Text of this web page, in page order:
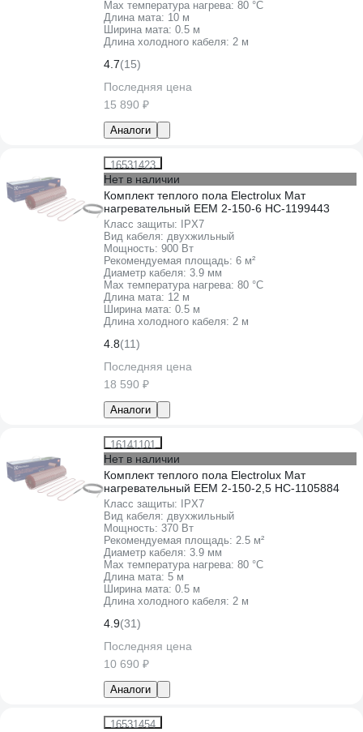
Max температура нагрева: 80 °С
Длина мата: 10 м
Ширина мата: 0.5 м
Длина холодного кабеля: 2 м
4.7(15)
Последняя цена
15 890 ₽
Аналоги
16531423
Нет в наличии
Комплект теплого пола Electrolux Мат
нагревательный EEM 2-150-6 НС-1199443
Класс защиты:
IPХ7
Вид кабеля: двухжильный
Мощность: 900 Вт
Рекомендуемая площадь: 6 м²
Диаметр кабеля: 3.9 мм
Max температура нагрева: 80 °С
Длина мата: 12 м
Ширина мата: 0.5 м
Длина холодного кабеля: 2 м
4.8(11)
Последняя цена
18 590 ₽
Аналоги
16141101
Нет в наличии
Комплект теплого пола Electrolux Мат
нагревательный EEM 2-150-2,5 НС-1105884
Класс защиты:
IPХ7
Вид кабеля: двухжильный
Мощность: 370 Вт
Рекомендуемая площадь: 2.5 м²
Диаметр кабеля: 3.9 мм
Max температура нагрева: 80 °С
Длина мата: 5 м
Ширина мата: 0.5 м
Длина холодного кабеля: 2 м
4.9(31)
Последняя цена
10 690 ₽
Аналоги
16531454